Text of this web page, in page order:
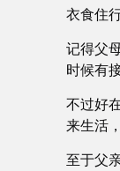
衣食住
记得父
时候有
不过好
来生活
至于父